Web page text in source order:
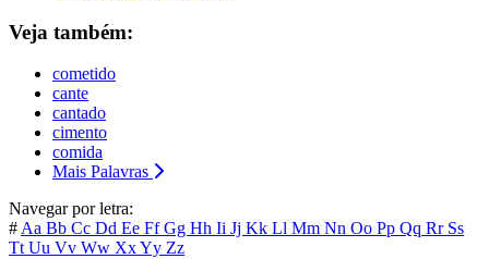
Veja também:
cometido
cante
cantado
cimento
comida
Mais Palavras
Navegar por letra:
# Aa Bb Cc Dd Ee FfGg Hh Ii Jj Kk Ll Mm Nn Oo Pp Qq Rr Ss
Tt Uu Vv Ww XxYy Zz